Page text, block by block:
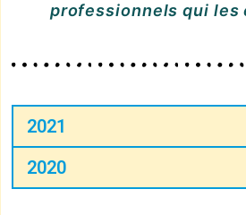
professionnels qui les
2021
2020